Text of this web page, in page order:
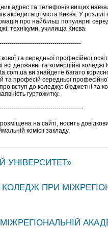
адрес та телефонів вищих
акредитації міста Києва. У
про найбільш популярні серед
технікуми, училища Києва.
та середньої професійної
державні та комерційні коледжі
ви знайдете багато
та професій середньої
вступ до коледжу: бюджетні та
гуртожитку.
на сайті, носить
комісії закладу.
УНІВЕРСИТЕТ»
ПРИ